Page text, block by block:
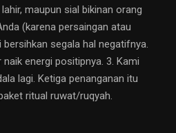
maupun sial bikinan orang
(karena persaingan atau
bersihkan segala hal negatifnya.
energi positipnya. 3. Kami
lagi. Ketiga penanganan itu
ritual ruwat/ruqyah.